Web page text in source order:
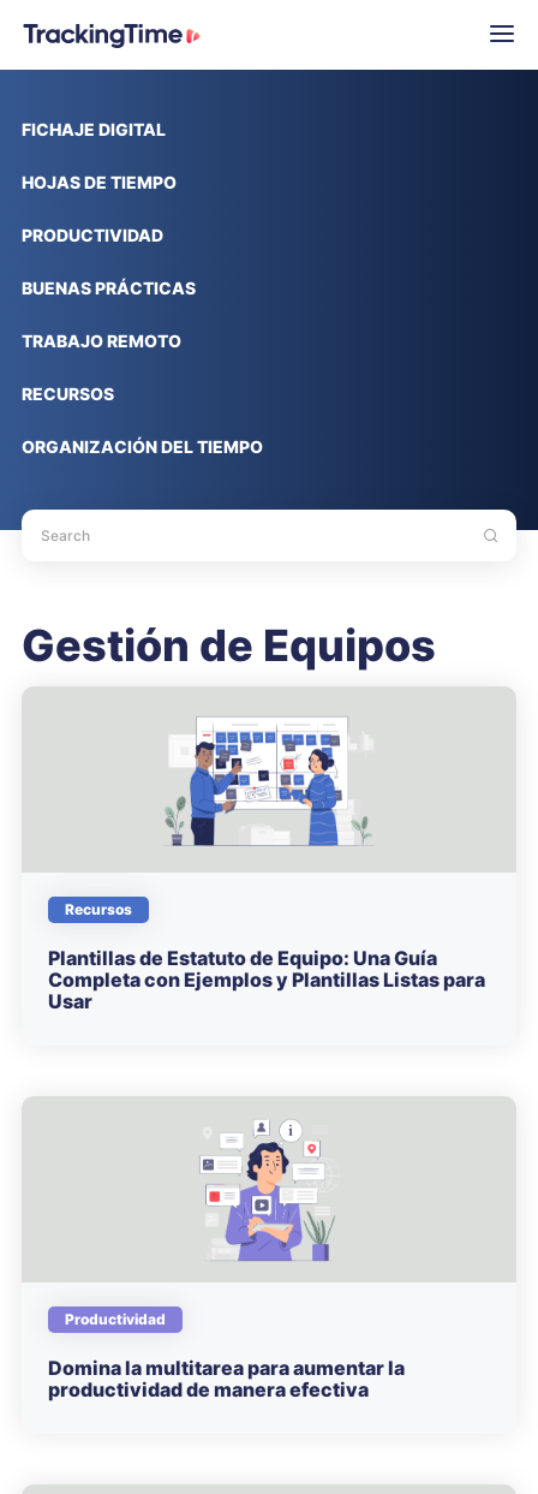
FICHAJE DIGITAL
HOJAS DE TIEMPO
PRODUCTIVIDAD
BUENAS PRÁCTICAS
TRABAJO REMOTO
RECURSOS
ORGANIZACIÓN DEL TIEMPO
Gestión de Equipos
Recursos
Plantillas de Estatuto de Equipo: Una Guía
Completa con Ejemplos y Plantillas Listas para
Usar
Productividad
Domina la multitarea para aumentar la
productividad de manera efectiva